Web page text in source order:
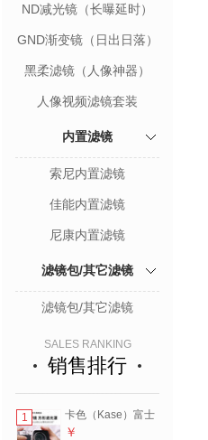
ND减光镜（长曝延时）
GND渐变镜（日出日落）
黑柔滤镜（人像神器）
人像视频滤镜套装
内置滤镜
索尼内置滤镜
佳能内置滤镜
尼康内置滤镜
滤镜包/其它滤镜
滤镜包/其它滤镜
SALES RANKING
销售排行
1
卡色（Kase）富士
X100Vi滤镜 UV镜
￥